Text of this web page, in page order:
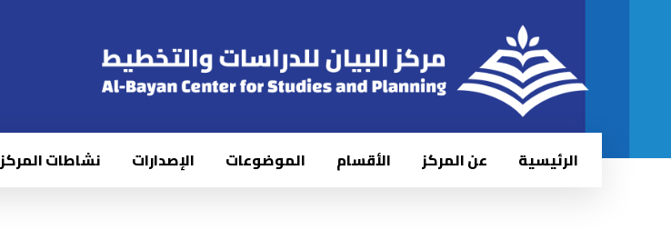
الرئيسية عن المركز الأقسام الموضوعات الإصدارات نشاطات المركز